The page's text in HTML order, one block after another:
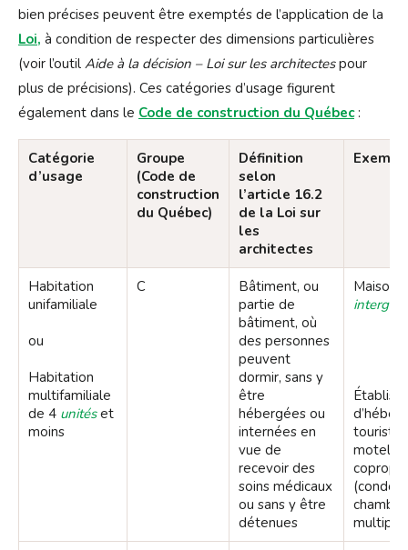
bien précises peuvent être exemptés de l’application de la
Loi, à condition de respecter des dimensions particulières
(voir l’outil Aide à la décision – Loi sur les architectespour
plus de précisions). Ces catégories d’usage figurent
également dans le Code de construction du Québec:
Catégorie
d’usage
Groupe
(Code de
construction
du Québec)
Définition
selon
l’article 16.2
de la Loi sur
les
architectes
Habitation
unifamiliale
ou
Habitation
multifamiliale
de 4 unitéset
moins
C
Bâtiment, ou
partie de
bâtiment, où
des personnes
peuvent
dormir, sans y
être
hébergées ou
internées en
vue de
recevoir des
soins médicaux
ou sans y être
détenues
Maison,
motel,